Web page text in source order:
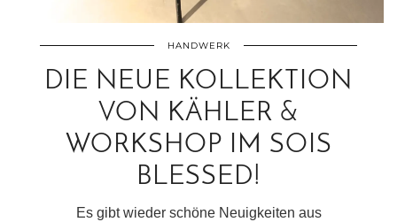
HANDWERK
DIE NEUE KOLLEKTION
VON KÄHLER &
WORKSHOP IM SOIS
BLESSED!
Es gibt wieder schöne Neuigkeiten aus